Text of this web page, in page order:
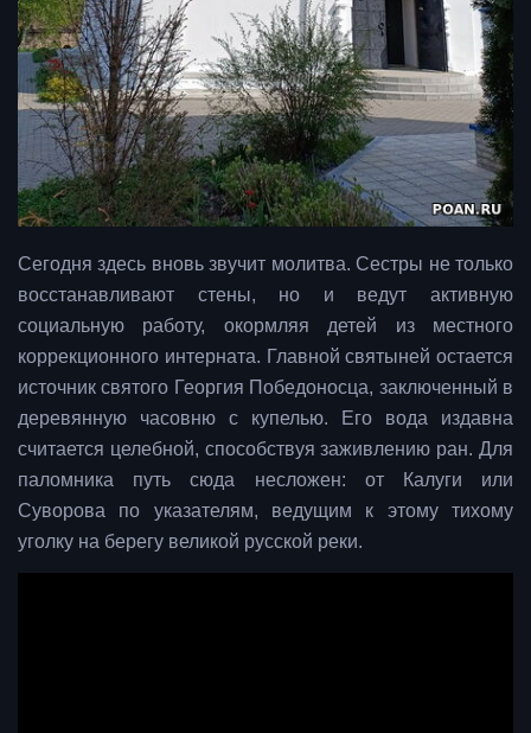
Сегодня здесь вновь звучит молитва. Сестры не только
восстанавливают стены, но и ведут активную
социальную работу, окормляя детей из местного
коррекционного интерната. Главной святыней остается
источник святого Георгия Победоносца, заключенный в
деревянную часовню с купелью. Его вода издавна
считается целебной, способствуя заживлению ран. Для
паломника путь сюда несложен: от Калуги или
Суворова по указателям, ведущим к этому тихому
уголку на берегу великой русской реки.